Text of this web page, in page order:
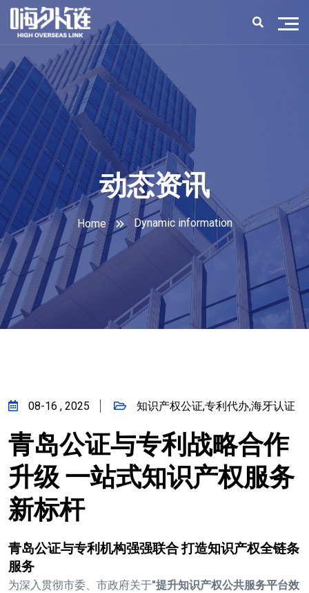
动态资讯
Home Dynamic information
08-16 , 2025 知识产权公证,专利代办,海牙认证
青岛公证与专利战略合作
升级 一站式知识产权服务
新标杆
青岛公证与专利机构强强联合 打造知识产权全链条
服务
为深入贯彻市委、市政府关于"提升知识产权公共服务平台效